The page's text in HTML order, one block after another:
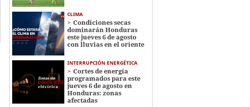
CLIMA
Condiciones secas
dominarán Honduras
este jueves 6 de agosto
con lluvias en el oriente
INTERRUPCIÓN ENERGÉTICA
Cortes de energía
programados para este
jueves 6 de agosto en
Honduras: zonas
afectadas